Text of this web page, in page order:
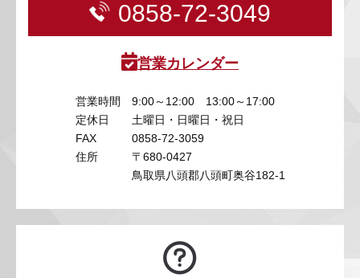
0858-72-3049
営業カレンダー
営業時間
9:00～12:00 13:00～17:00
定休日
土曜日・日曜日・祝日
FAX
0858-72-3059
住所
〒680-0427
鳥取県八頭郡八頭町奥谷182-1